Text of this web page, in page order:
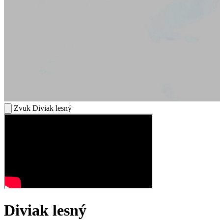
Zvuk Diviak lesný
Diviak lesný